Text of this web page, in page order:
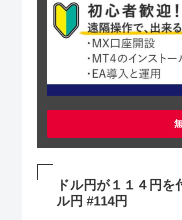
ドル円が１１４円
ル円 #114円